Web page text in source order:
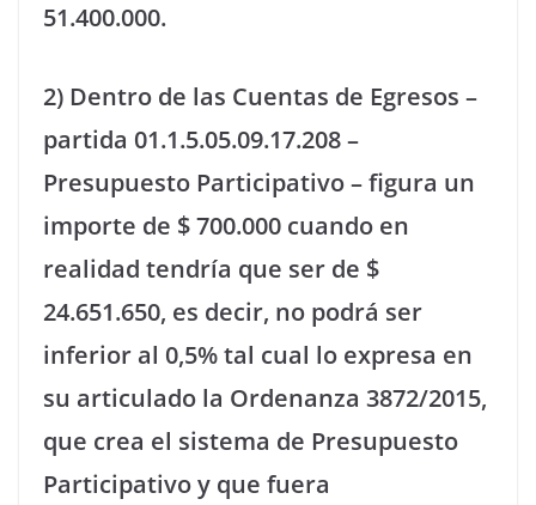
51.400.000.
2) Dentro de las Cuentas de Egresos –
partida 01.1.5.05.09.17.208 –
Presupuesto Participativo – figura un
importe de $ 700.000 cuando en
realidad tendría que ser de $
24.651.650, es decir, no podrá ser
inferior al 0,5% tal cual lo expresa en
su articulado la Ordenanza 3872/2015,
que crea el sistema de Presupuesto
Participativo y que fuera